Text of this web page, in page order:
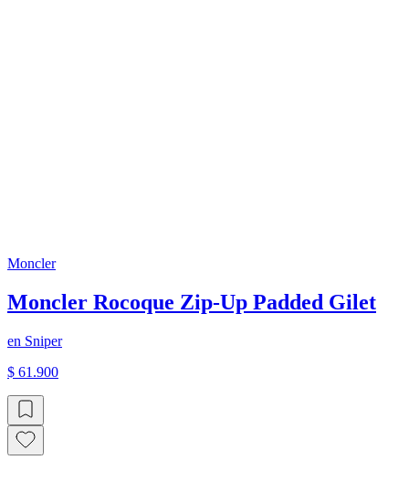
Moncler
Moncler Rocoque Zip-Up Padded Gilet
en Sniper
$ 61.900